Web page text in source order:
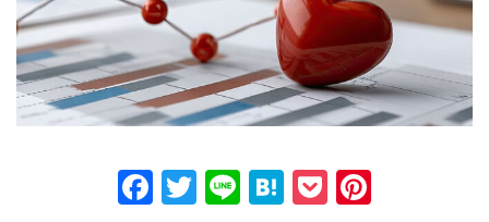
F
T
Li
H
P